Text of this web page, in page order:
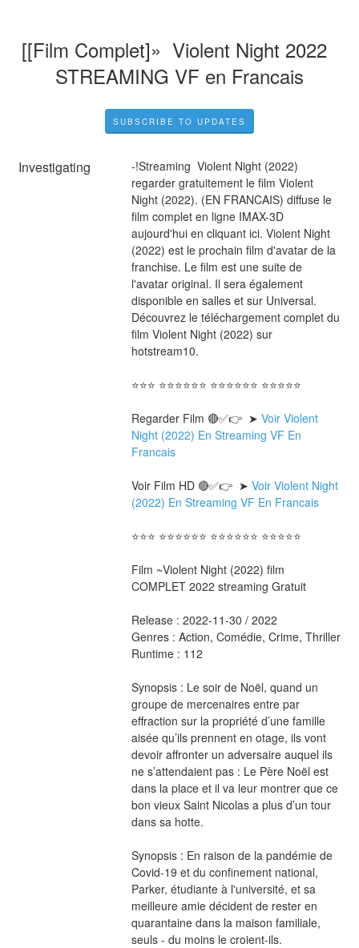
[[Film Complet]»  Violent Night 2022
STREAMING VF en Francais
SUBSCRIBE TO UPDATES
Investigating
-!Streaming  Violent Night (2022)
regarder gratuitement le film Violent
Night (2022). (EN FRANCAIS) diffuse le
film complet en ligne IMAX-3D
aujourd'hui en cliquant ici. Violent Night
(2022) est le prochain film d'avatar de la
franchise. Le film est une suite de
l'avatar original. Il sera également
disponible en salles et sur Universal.
Découvrez le téléchargement complet du
film Violent Night (2022) sur
hotstream10.
⭐⭐⭐ ⭐⭐⭐⭐⭐⭐ ⭐⭐⭐⭐⭐⭐ ⭐⭐⭐⭐⭐
Regarder Film 🔴✅👉  ➤ Voir Violent
Night (2022) En Streaming VF En
Francais
Voir Film HD 🔴✅👉  ➤ Voir Violent Night
(2022) En Streaming VF En Francais
⭐⭐⭐ ⭐⭐⭐⭐⭐⭐ ⭐⭐⭐⭐⭐⭐ ⭐⭐⭐⭐⭐
Film ~Violent Night (2022) film
COMPLET 2022 streaming Gratuit
Release : 2022-11-30 / 2022
Genres : Action, Comédie, Crime, Thriller
Runtime : 112
Synopsis : Le soir de Noël, quand un
groupe de mercenaires entre par
effraction sur la propriété d’une famille
aisée qu’ils prennent en otage, ils vont
devoir affronter un adversaire auquel ils
ne s’attendaient pas : Le Père Noël est
dans la place et il va leur montrer que ce
bon vieux Saint Nicolas a plus d’un tour
dans sa hotte.
Synopsis : En raison de la pandémie de
Covid-19 et du confinement national,
Parker, étudiante à l'université, et sa
meilleure amie décident de rester en
quarantaine dans la maison familiale,
seuls - du moins le croient-ils.